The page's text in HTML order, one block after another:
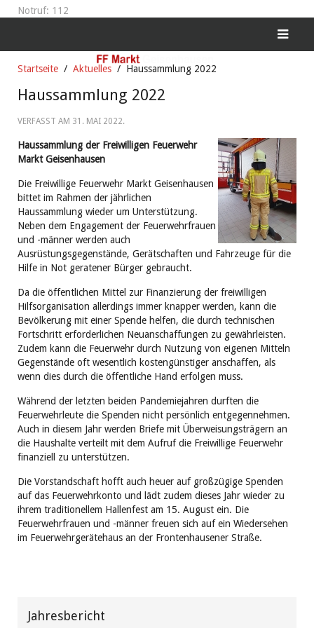
Notruf: 112
Startseite Aktuelles Haussammlung 2022
Haussammlung 2022
VERFASST AM 31. MAI 2022.
Haussammlung der Freiwilligen Feuerwehr
Markt Geisenhausen
Die Freiwillige Feuerwehr Markt Geisenhausen
bittet im Rahmen der jährlichen
Haussammlung wieder um Unterstützung.
Neben dem Engagement der Feuerwehrfrauen
und -männer werden auch
Ausrüstungsgegenstände, Gerätschaften und Fahrzeuge für die
Hilfe in Not geratener Bürger gebraucht.
Da die öffentlichen Mittel zur Finanzierung der freiwilligen
Hilfsorganisation allerdings immer knapper werden, kann die
Bevölkerung mit einer Spende helfen, die durch technischen
Fortschritt erforderlichen Neuanschaffungen zu gewährleisten.
Zudem kann die Feuerwehr durch Nutzung von eigenen Mitteln
Gegenstände oft wesentlich kostengünstiger anschaffen, als
wenn dies durch die öffentliche Hand erfolgen muss.
Während der letzten beiden Pandemiejahren durften die
Feuerwehrleute die Spenden nicht persönlich entgegennehmen.
Auch in diesem Jahr werden Briefe mit Überweisungsträgern an
die Haushalte verteilt mit dem Aufruf die Freiwillige Feuerwehr
finanziell zu unterstützen.
Die Vorstandschaft hofft auch heuer auf großzügige Spenden
auf das Feuerwehrkonto und lädt zudem dieses Jahr wieder zu
ihrem traditionellem Hallenfest am 15. August ein. Die
Feuerwehrfrauen und -männer freuen sich auf ein Wiedersehen
im Feuerwehrgerätehaus an der Frontenhausener Straße.
Jahresbericht